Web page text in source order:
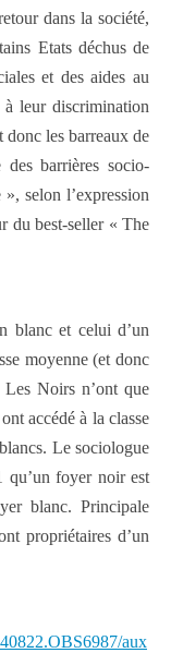
dans la société,
Etats déchus de
et des aides au
leur discrimination
donc les barreaux de
des barrières socio-
selon l’expression
du best-seller « The
blanc et celui d’un
moyenne (et donc
Noirs n’ont que
accédé à la classe
Le sociologue
qu’un foyer noir est
blanc. Principale
propriétaires d’un
aux